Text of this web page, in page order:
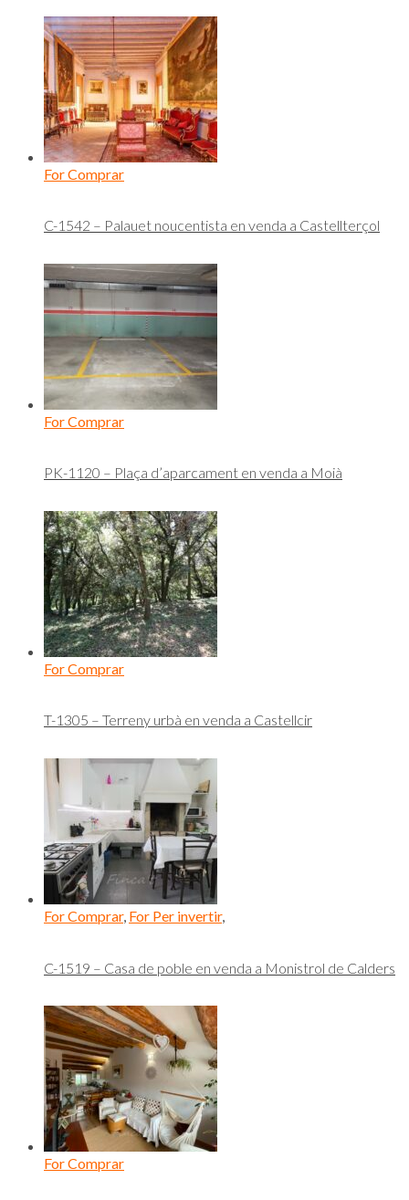
For Comprar
C-1542 – Palauet noucentista en venda a Castellterçol
For Comprar
PK-1120 – Plaça d’aparcament en venda a Moià
For Comprar
T-1305 – Terreny urbà en venda a Castellcir
For Comprar, For Per invertir,
C-1519 – Casa de poble en venda a Monistrol de Calders
For Comprar